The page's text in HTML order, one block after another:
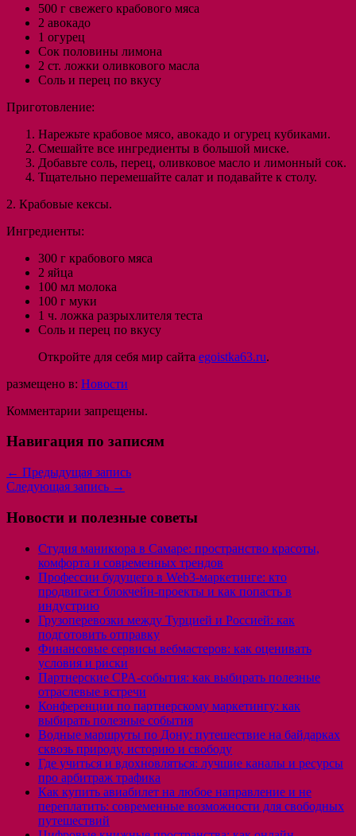
500 г свежего крабового мяса
2 авокадо
1 огурец
Сок половины лимона
2 ст. ложки оливкового масла
Соль и перец по вкусу
Приготовление:
Нарежьте крабовое мясо, авокадо и огурец кубиками.
Смешайте все ингредиенты в большой миске.
Добавьте соль, перец, оливковое масло и лимонный сок.
Тщательно перемешайте салат и подавайте к столу.
2. Крабовые кексы.
Ингредиенты:
300 г крабового мяса
2 яйца
100 мл молока
100 г муки
1 ч. ложка разрыхлителя теста
Соль и перец по вкусу
Откройте для себя мир сайта egoistka63.ru.
размещено в: Новости
Комментарии запрещены.
Навигация по записям
← Предыдущая запись
Следующая запись →
Новости и полезные советы
Студия маникюра в Самаре: пространство красоты,
комфорта и современных трендов
Профессии будущего в Web3-маркетинге: кто
продвигает блокчейн-проекты и как попасть в
индустрию
Грузоперевозки между Турцией и Россией: как
подготовить отправку
Финансовые сервисы вебмастеров: как оценивать
условия и риски
Партнерские CPA-события: как выбирать полезные
отраслевые встречи
Конференции по партнерскому маркетингу: как
выбирать полезные события
Водные маршруты по Дону: путешествие на байдарках
сквозь природу, историю и свободу
Где учиться и вдохновляться: лучшие каналы и ресурсы
про арбитраж трафика
Как купить авиабилет на любое направление и не
переплатить: современные возможности для свободных
путешествий